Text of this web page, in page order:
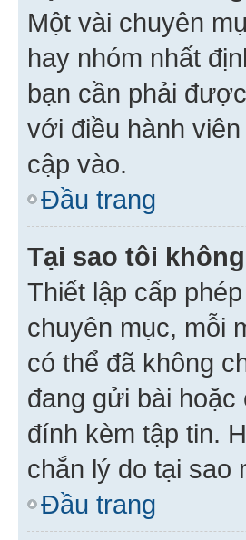
Một vài chuyên
hay nhóm nhất
bạn cần phải
với điều hành
cập vào.
Đầu trang
Tại sao tôi
Thiết lập cấp
chuyên mục, mỗi
có thể đã không
đang gửi bài
đính kèm tập tin.
chắn lý do tại sao
Đầu trang